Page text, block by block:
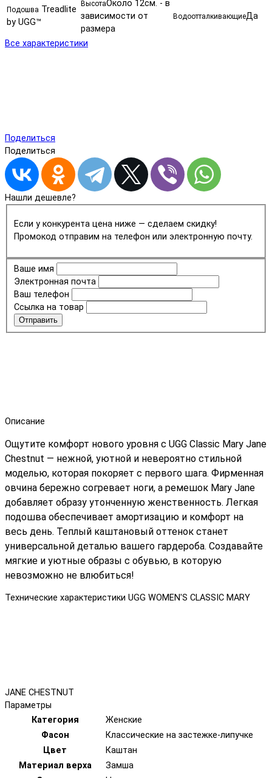
Подошва Treadlite
by UGG™
ВысотаОколо 12см. - в
зависимости от
размера
ВодоотталкивающиеДа
Все характеристики
Поделиться
Поделиться
Нашли дешевле?
Если у конкурента цена ниже — сделаем скидку!
Промокод отправим на телефон или электронную почту.
Ваше имя
Электронная почта
Ваш телефон
Ссылка на товар
Отправить
Описание
Ощутите комфорт нового уровня с UGG Classic Mary Jane
Chestnut — нежной, уютной и невероятно стильной
моделью, которая покоряет с первого шага. Фирменная
овчина бережно согревает ноги, а ремешок Mary Jane
добавляет образу утонченную женственность. Легкая
подошва обеспечивает амортизацию и комфорт на
весь день. Теплый каштановый оттенок станет
универсальной деталью вашего гардероба. Создавайте
мягкие и уютные образы с обувью, в которую
невозможно не влюбиться!
Технические характеристики UGG WOMEN'S CLASSIC MARY
JANE CHESTNUT
Параметры
Категория
Женские
Фасон
Классические на застежке-липучке
Цвет
Каштан
Материал верха
Замша